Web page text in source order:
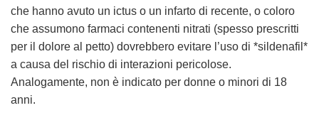
che hanno avuto un ictus o un infarto di recente, o coloro
che assumono farmaci contenenti nitrati (spesso prescritti
per il dolore al petto) dovrebbero evitare l’uso di *sildenafil*
a causa del rischio di interazioni pericolose.
Analogamente, non è indicato per donne o minori di 18
anni.